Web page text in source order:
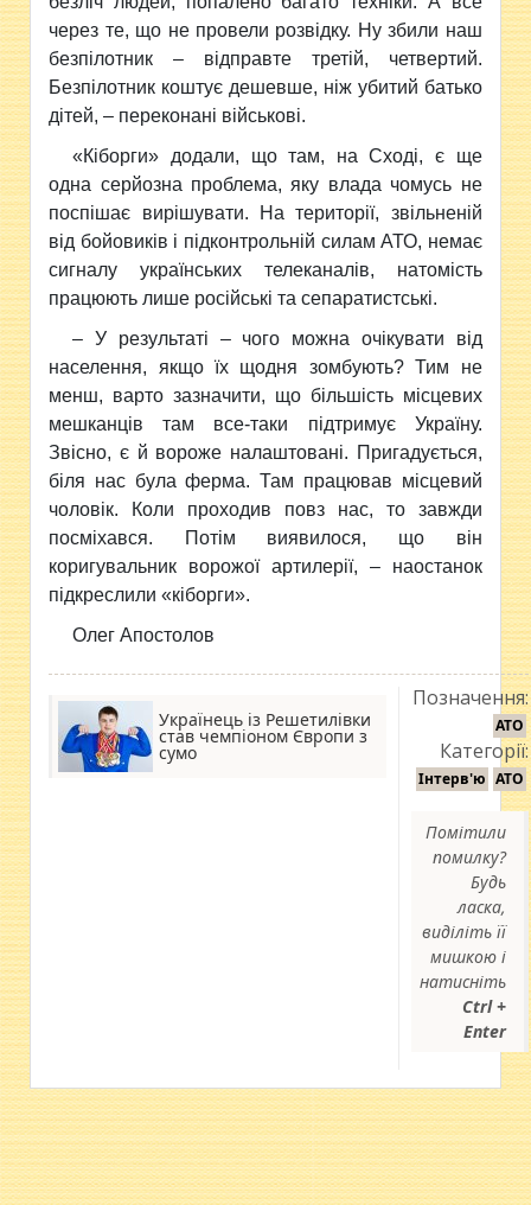
через те, що не провели розвідку. Ну збили наш
безпілотник – відправте третій, четвертий.
Безпілотник коштує дешевше, ніж убитий батько
дітей, – переконані військові.
«Кіборги» додали, що там, на Сході, є ще
одна серйозна проблема, яку влада чомусь не
поспішає вирішувати. На території, звільненій
від бойовиків і підконтрольній силам АТО, немає
сигналу українських телеканалів, натомість
працюють лише російські та сепаратистські.
– У результаті – чого можна очікувати від
населення, якщо їх щодня зомбують? Тим не
менш, варто зазначити, що більшість місцевих
мешканців там все-таки підтримує Україну.
Звісно, є й вороже налаштовані. Пригадується,
біля нас була ферма. Там працював місцевий
чоловік. Коли проходив повз нас, то завжди
посміхався. Потім виявилося, що він
коригувальник ворожої артилерії, – наостанок
підкреслили «кіборги».
Олег Апостолов
Українець із Решетилівки
став чемпіоном Європи з
сумо
Позначення:
АТО
Категорії:
Інтерв'ю АТО
Помітили
помилку?
Будь
ласка,
виділіть її
мишкою і
натисніть
Ctrl +
Enter